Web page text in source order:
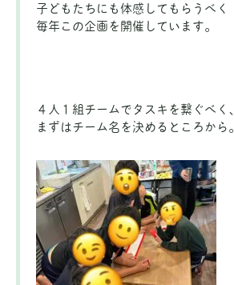
子どもたちにも体感してもらうべく
毎年この企画を開催しています。
４人１組チームでタスキを繋ぐべく、
まずはチーム名を決めるところから。